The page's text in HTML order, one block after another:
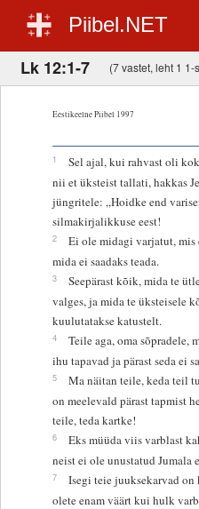
Piibel.NET
Lk 12:1-7 (7 vastet, leht 1 1-
Eestikeelne Piibel 1997
1
Sel ajal, kui rahvast oli
nii et üksteist tallati, hakkas
jüngritele: „Hoidke end
silmakirjalikkuse eest!
2
Ei ole midagi varjatut,
mida ei saadaks teada.
3
Seepärast kõik, mida te
valges, ja mida te üksteisele
kuulutatakse katustelt.
4
Teile aga, oma sõpradele,
ihu tapavad ja pärast seda ei
5
Ma näitan teile, keda teil
on meelevald pärast tapmist
teile, teda kartke!
6
Eks müüda viis varblast
neist ei ole unustatud Jumala
7
Isegi teie juuksekarvad
olete enam väärt kui hulk